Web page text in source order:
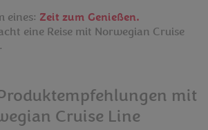
eines: Zeit zum Genießen.
eine Reise mit Norwegian Cruise
mit
Cruise Line